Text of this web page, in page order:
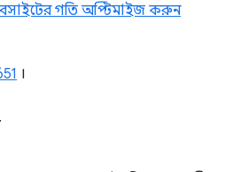
গতি অপ্টিমাইজ করুন
।